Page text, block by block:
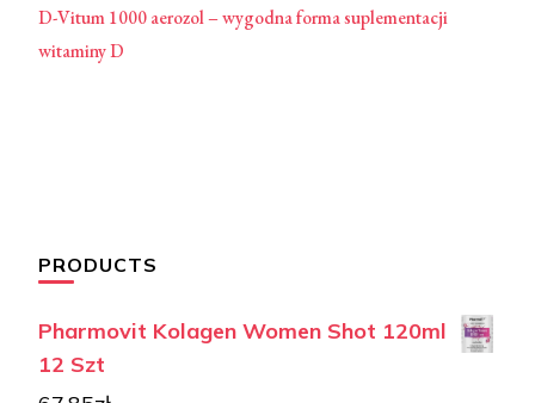
D-Vitum 1000 aerozol – wygodna forma suplementacji
witaminy D
PRODUCTS
Pharmovit Kolagen Women Shot 120ml
12 Szt